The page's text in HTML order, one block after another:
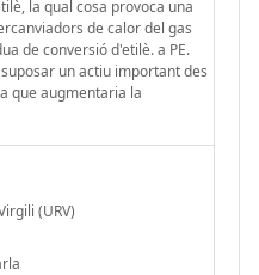
la qual cosa provoca una
de calor del gas
de conversió d'etilè. a PE.
un actiu important des
que augmentaria la
(URV)